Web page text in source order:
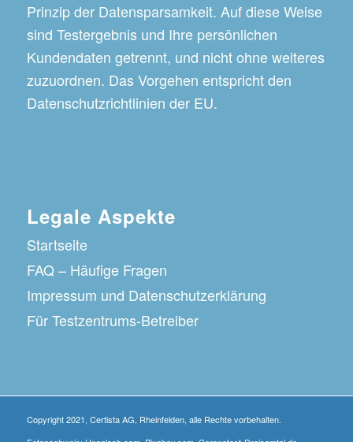
Prinzip der Datensparsamkeit. Auf diese Weise
sind Testergebnis und Ihre persönlichen
Kundendaten getrennt, und nicht ohne weiteres
zuzuordnen. Das Vorgehen entspricht den
Datenschutzrichtlinien der EU.
Legale Aspekte
Startseite
FAQ – Häufige Fragen
Impressum und Datenschutzerklärung
Für Testzentrums-Betreiber
Copyright 2021, Certista AG, Rheinfelden, alle Rechte vorbehalten.